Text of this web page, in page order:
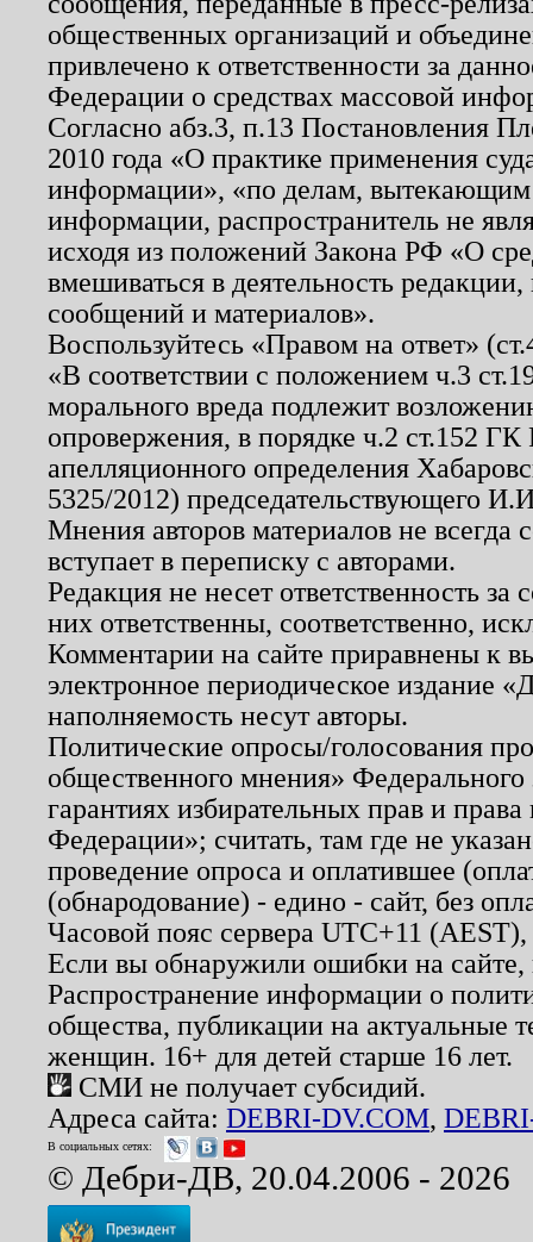
общественных организаций и
привлечено к ответственности за
Федерации о средствах массовой
Согласно абз.3, п.13 Постановления
2010 года «О практике применения
информации», «по делам, вытекающим
информации, распространитель не
исходя из положений Закона РФ «О
вмешиваться в деятельность
сообщений и материалов».
Воспользуйтесь «Правом на ответ»
«В соответствии с положением ч.3
морального вреда подлежит
опровержения, в порядке ч.2 ст.152
апелляционного определения
5325/2012) председательствующего
Мнения авторов материалов не
вступает в переписку с авторами.
Редакция не несет ответственность
них ответственны, соответственно,
Комментарии на сайте приравнены к
электронное периодическое издание
наполняемость несут авторы.
Политические опросы/голосования
общественного мнения»
гарантиях избирательных прав и
Федерации»; считать, там где не
проведение опроса и оплатившее
(обнародование) - едино - сайт, без
Часовой пояс сервера UTC+11
Если вы обнаружили ошибки на
Распространение информации о
общества, публикации на актуальные
женщин. 16+ для детей старше 16 лет.
СМИ не получает субсидий.
Адреса сайта: DEBRI-DV.COM,
В социальных сетях:
© Дебри-ДВ, 20.04.2006 - 2026